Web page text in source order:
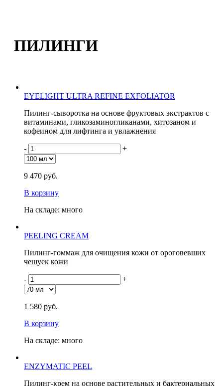
ПИЛИНГИ
EYELIGHT ULTRA REFINE EXFOLIATOR
Пилинг-сыворотка на основе фруктовых экстрактов с
витаминами, гликозаминогликанами, хитозаном и
кофеином для лифтинга и увлажнения
- +
9 470 руб.
В корзину
На складе: много
PEELING CREAM
Пилинг-гоммаж для очищения кожи от ороговевших
чешуек кожи
- +
1 580 руб.
В корзину
На складе: много
ENZYMATIC PEEL
Пилинг-крем на основе растительных и бактериальных